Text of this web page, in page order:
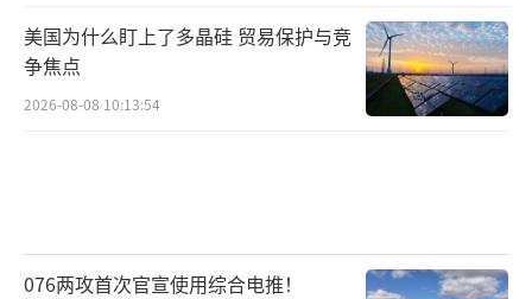
美国为什么盯上了多晶硅 贸易保护与竞
争焦点
2026-08-08 10:13:54
076两攻首次官宣使用综合电推！